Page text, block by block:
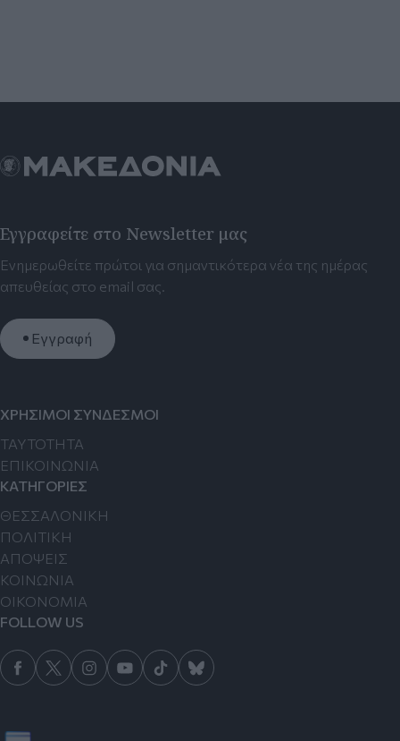
Εγγραφείτε στο Newsletter μας
Ενημερωθείτε πρώτοι για σημαντικότερα νέα της ημέρας
απευθείας στο email σας.
Εγγραφή
ΧΡΗΣΙΜΟΙ ΣΥΝΔΕΣΜΟΙ
TAYTOTHTA
ΕΠΙΚΟΙΝΩΝΙΑ
ΚΑΤΗΓΟΡΙΕΣ
ΘΕΣΣΑΛΟΝΙΚΗ
ΠΟΛΙΤΙΚΗ
ΑΠΟΨΕΙΣ
ΚΟΙΝΩΝΙΑ
ΟΙΚΟΝΟΜΙΑ
FOLLOW US